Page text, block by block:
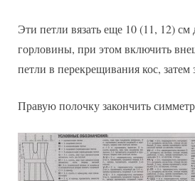
Эти петли вязать еще 10 (11, 12) см
горловины, при этом включить
петли в перекрещивания кос, затем
Правую полочку закончить